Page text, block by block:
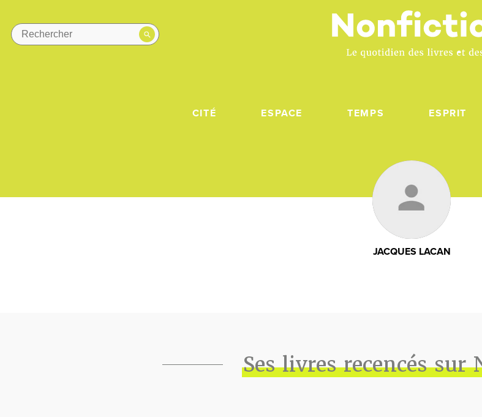
CITÉ ESPACE TEMPS ESPRIT
JACQUES LACAN
Ses livres recencés sur